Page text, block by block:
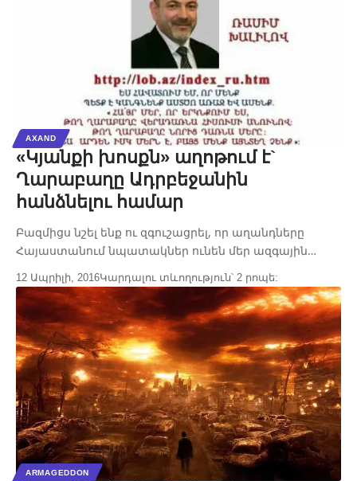
AXAND
«Կյանքի խոսքն» աղոթում է`
Ղարաբաղը Ադրբեջանին
հանձնելու համար
Բազմիցս նշել ենք ու զգուշացրել, որ աղանդները
Հայաստանում նպատակներ ունեն մեր ազգային…
12 Ապրիլի, 2016Կարդալու տևողություն՝ 2 րոպե:
ARMAGEDDON